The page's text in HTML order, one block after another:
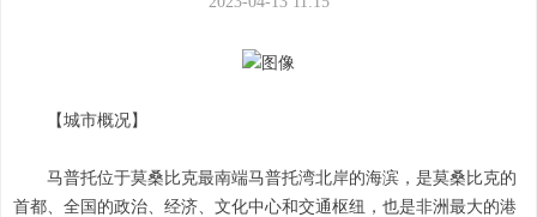
【城市概况】
马普托位于莫桑比克最南端马普托湾北岸的海滨，是莫桑比克的
首都、全国的政治、经济、文化中心和交通枢纽，也是非洲最大的港